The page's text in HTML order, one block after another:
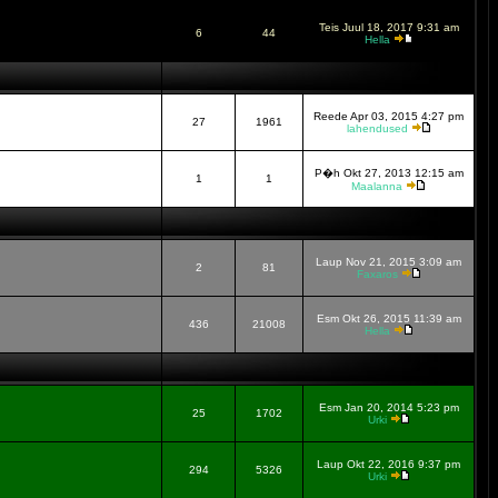
6 44
Teis Juul 18, 2017 9:31 am
Hella
27 1961
Reede Apr 03, 2015 4:27 pm
lahendused
1 1
P�h Okt 27, 2013 12:15 am
Maalanna
2 81
Laup Nov 21, 2015 3:09 am
Faxaros
436 21008
Esm Okt 26, 2015 11:39 am
Hella
25 1702
Esm Jan 20, 2014 5:23 pm
Urki
294 5326
Laup Okt 22, 2016 9:37 pm
Urki